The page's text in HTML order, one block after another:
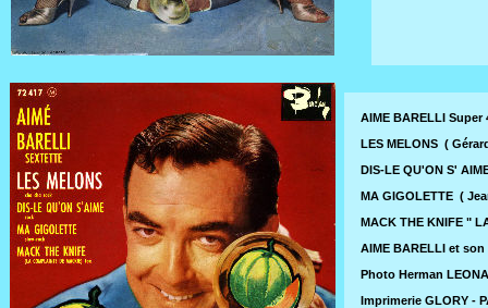
AIME BARELLI Super
LES MELONS (
DIS-LE QU'ON S'
MA GIGOLETTE (
MACK THE KNIFE "
AIME BARELLI et son
Photo Herman
Imprimerie GLORY -